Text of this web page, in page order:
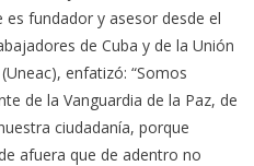
fundador y asesor desde el
de Cuba y de la Unión
enfatizó: “Somos
de la Vanguardia de la Paz, de
ciudadanía, porque
afuera que de adentro no